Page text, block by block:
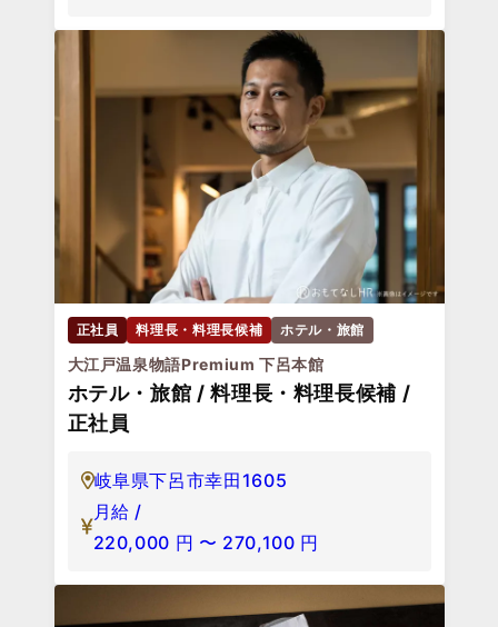
正社員 料理長・料理長候補 ホテル・旅館
大江戸温泉物語Premium 下呂本館
ホテル・旅館 / 料理長・料理長候補 /
正社員
岐阜県下呂市幸田1605
月給 /
220,000 円 〜 270,100 円